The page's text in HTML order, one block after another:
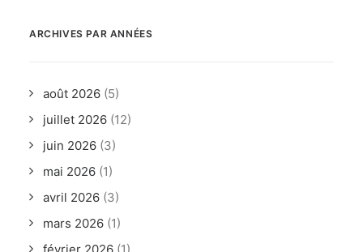
ARCHIVES PAR ANNÉES
août 2026 (5)
juillet 2026 (12)
juin 2026 (3)
mai 2026 (1)
avril 2026 (3)
mars 2026 (1)